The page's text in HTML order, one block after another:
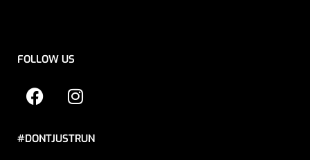
FOLLOW US
#DONTJUSTRUN